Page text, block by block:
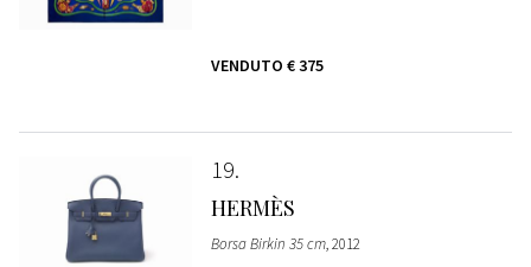
VENDUTO € 375
19
HERMÈS
Borsa Birkin 35 cm, 2012